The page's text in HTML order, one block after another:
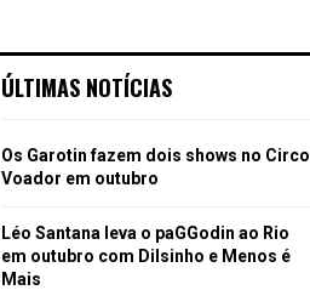
ÚLTIMAS NOTÍCIAS
Os Garotin fazem dois shows no Circo
Voador em outubro
Léo Santana leva o paGGodin ao Rio
em outubro com Dilsinho e Menos é
Mais